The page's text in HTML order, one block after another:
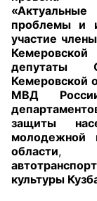
Главная
проблемы и
участие
депутаты
Кемеровской
МВД
защиты
молодежной
области,
культуры